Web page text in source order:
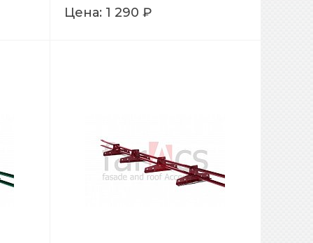
L=3м Ral 7004
Цена: 1 290 ₽